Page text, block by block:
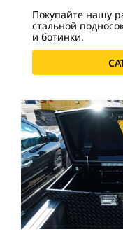
Покупайте нашу
стальной
и ботинки.